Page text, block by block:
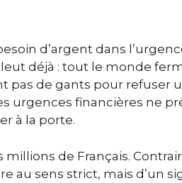
d’argent dans
déjà : tout le monde
pas de gants pour refuser
urgences financières ne
à la porte.
de Français.
au sens strict, mais d’un